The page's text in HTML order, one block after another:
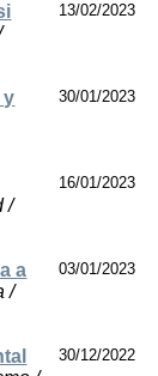
13/02/2023
y
30/01/2023
/
16/01/2023
a
/
03/01/2023
30/12/2022